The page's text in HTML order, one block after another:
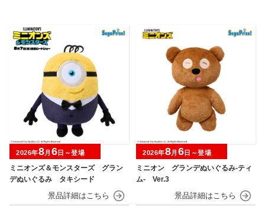
ミニオンズ＆モンスターズ グラン
デぬいぐるみ タキシード
2026年8月 6 日～登場
ミニオン グランデぬいぐるみ‐ティ
ム‐ Ver.3
2026年8月 6 日～登場